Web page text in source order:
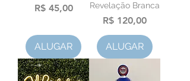
Preço
R$ 45,00
ALUGAR
Revelação Branca
Preço
R$ 120,00
ALUGAR